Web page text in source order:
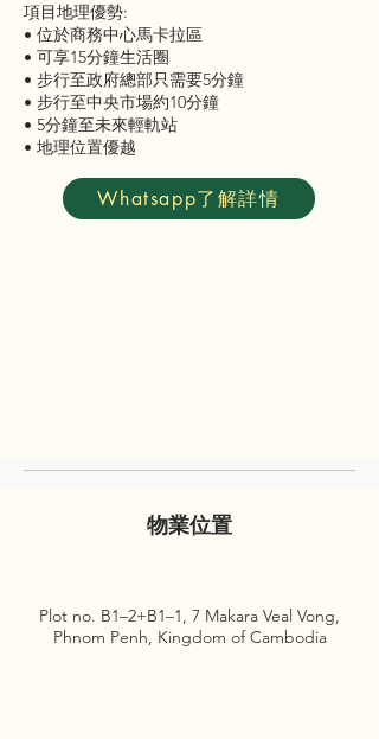
項⽬地理優勢:
• 位於商務中心馬卡拉區
• 可享15分鐘生活圈
• 步行至政府總部只需要5分鐘
• 步行至中央市場約10分鐘
• 5分鐘至未來輕軌站
• 地理位置優越
Whatsapp了解詳情
物業位置
Plot no. B1–2+B1–1, 7 Makara Veal Vong,
Phnom Penh, Kingdom of Cambodia